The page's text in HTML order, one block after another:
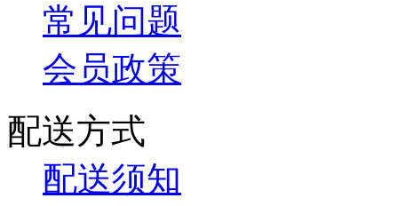
常见问题
会员政策
配送方式
配送须知